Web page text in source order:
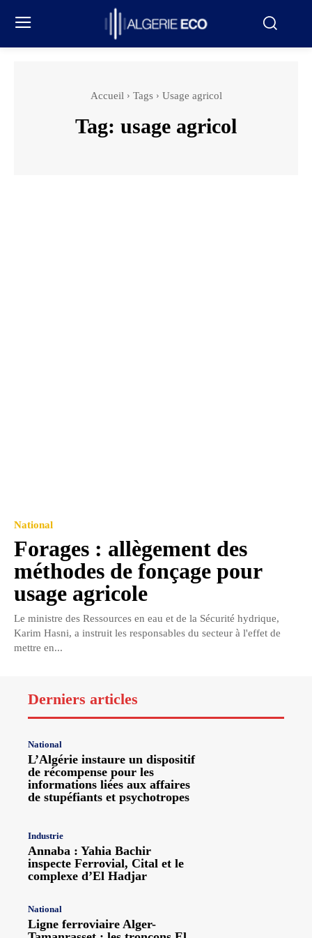
Accueil Tags Usage agricol
Tag: usage agricol
National
Forages : allègement des
méthodes de fonçage pour
usage agricole
Le ministre des Ressources en eau et de la Sécurité hydrique,
Karim Hasni, a instruit les responsables du secteur à l'effet de
mettre en...
Derniers articles
National
L’Algérie instaure un dispositif
de récompense pour les
informations liées aux affaires
de stupéfiants et psychotropes
Industrie
Annaba : Yahia Bachir
inspecte Ferrovial, Cital et le
complexe d’El Hadjar
National
Ligne ferroviaire Alger-